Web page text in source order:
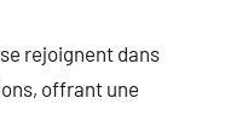
rejoignent dans
offrant une